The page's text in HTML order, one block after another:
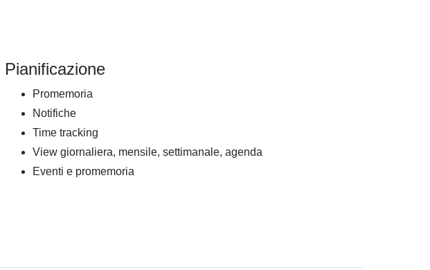
Pianificazione
Promemoria
Notifiche
Time tracking
View giornaliera, mensile, settimanale, agenda
Eventi e promemoria